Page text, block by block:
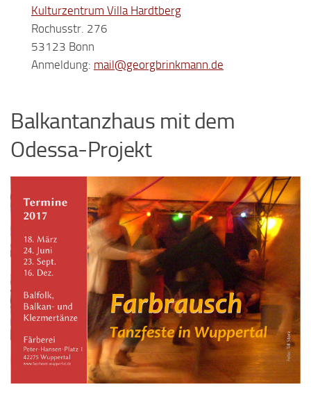
Kulturzentrum Villa Hardtberg
Rochusstr. 276
53123 Bonn
Anmeldung: mail@georgbrinkmann.de
Balkantanzhaus mit dem
Odessa-Projekt